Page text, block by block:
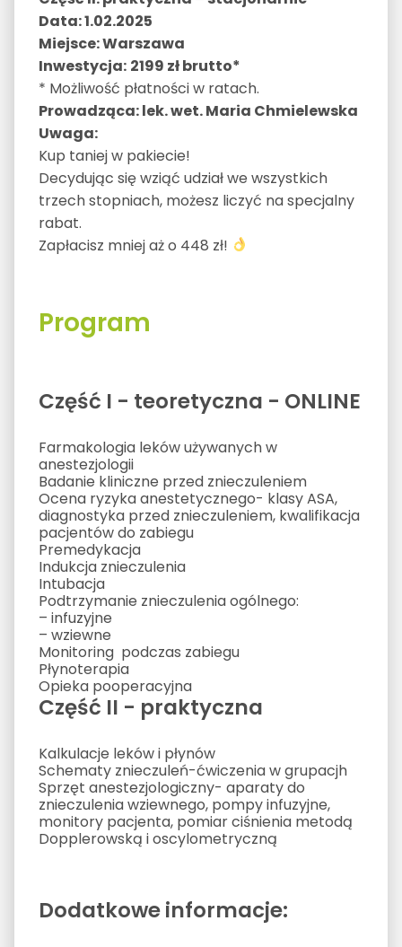
Data: 1.02.2025
Miejsce: Warszawa
Inwestycja: 2199 zł brutto*
* Możliwość płatności w ratach.
Prowadząca: lek. wet. Maria Chmielewska
Uwaga:
Kup taniej w pakiecie!
Decydując się wziąć udział we wszystkich
trzech stopniach, możesz liczyć na specjalny
rabat.
Zapłacisz mniej aż o 448 zł!
Program
Część I - teoretyczna - ONLINE
Farmakologia leków używanych w
anestezjologii
Badanie kliniczne przed znieczuleniem
Ocena ryzyka anestetycznego- klasy ASA,
diagnostyka przed znieczuleniem, kwalifikacja
pacjentów do zabiegu
Premedykacja
Indukcja znieczulenia
Intubacja
Podtrzymanie znieczulenia ogólnego:
– infuzyjne
– wziewne
Monitoring podczas zabiegu
Płynoterapia
Opieka pooperacyjna
Część II - praktyczna
Kalkulacje leków i płynów
Schematy znieczuleń-ćwiczenia w grupacjh
Sprzęt anestezjologiczny- aparaty do
znieczulenia wziewnego, pompy infuzyjne,
monitory pacjenta, pomiar ciśnienia metodą
Dopplerowską i oscylometryczną
Dodatkowe informacje: